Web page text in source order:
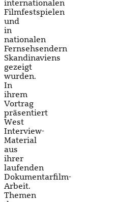
internationalen
Filmfestspielen
und
in
nationalen
Fernsehsendern
Skandinaviens
gezeigt
wurden.
In
ihrem
Vortrag
präsentiert
West
Interview-
Material
aus
ihrer
laufenden
Dokumentarfilm-
Arbeit.
Themen